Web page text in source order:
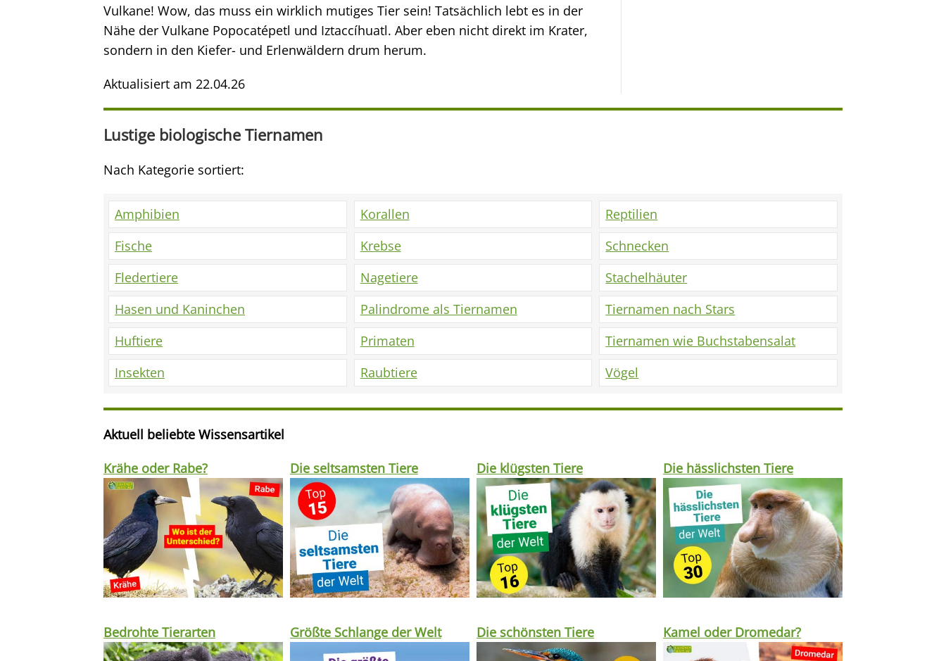
Vulkane! Wow, das muss ein wirklich mutiges Tier sein! Tatsächlich lebt es in der
Nähe der Vulkane Popocatépetl und Iztaccíhuatl. Aber eben nicht direkt im Krater,
sondern in den Kiefer- und Erlenwäldern drum herum.
Aktualisiert am 22.04.26
Lustige biologische Tiernamen
Nach Kategorie sortiert:
Amphibien
Fische
Fledertiere
Hasen und Kaninchen
Huftiere
Insekten
Korallen
Krebse
Nagetiere
Palindrome als Tiernamen
Primaten
Raubtiere
Reptilien
Schnecken
Stachelhäuter
Tiernamen nach Stars
Tiernamen wie Buchstabensalat
Vögel
Aktuell beliebte Wissensartikel
Krähe oder Rabe?
Die seltsamsten Tiere Die klügsten Tiere Die hässlichsten Tiere
Bedrohte Tierarten Größte Schlange der Welt Die schönsten Tiere Kamel oder Dromedar?